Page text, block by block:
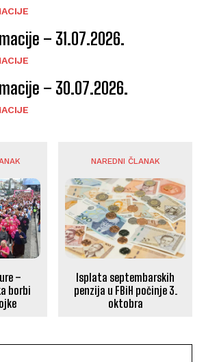
– 31.07.2026.
– 30.07.2026.
–
borbi
NAREDNI ČLANAK
Isplata septembarskih
penzija u FBiH počinje 3.
oktobra